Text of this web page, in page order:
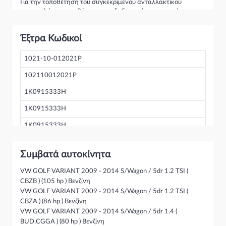
Για την τοποθέτηση του συγκεκριμένου ανταλλακτικού
παρακαλώ να απευθύνεστε σε εξειδικευμένο συνεργείο.
επικοινωνήσετε μαζί μας και θα σας κατατοπίσουμε πλήρως
γενικότερα για την κατηγορία Ηλεκτρικά-Ηλεκτρονικά
Έξτρα Κωδικοί
1021-10-012021P
102110012021P
1K0915333H
1K0915333H
1K0915333H
Συμβατά αυτοκίνητα
VW GOLF VARIANT 2009 - 2014 S/Wagon / 5dr 1.2 TSI (
CBZB ) (105 hp ) Βενζίνη
VW GOLF VARIANT 2009 - 2014 S/Wagon / 5dr 1.2 TSI (
CBZA ) (86 hp ) Βενζίνη
VW GOLF VARIANT 2009 - 2014 S/Wagon / 5dr 1.4 (
BUD,CGGA ) (80 hp ) Βενζίνη